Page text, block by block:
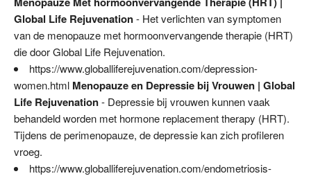
Global Life Rejuvenation- Het verlichten van symptomen
van de menopauze met hormoonvervangende therapie (HRT)
die door Global Life Rejuvenation.
https://www.globalliferejuvenation.com/depression-
women.html Menopauze en Depressie bij Vrouwen | Global
Life Rejuvenation- Depressie bij vrouwen kunnen vaak
behandeld worden met hormone replacement therapy (HRT).
Tijdens de perimenopauze, de depressie kan zich profileren
vroeg.
https://www.globalliferejuvenation.com/endometriosis-